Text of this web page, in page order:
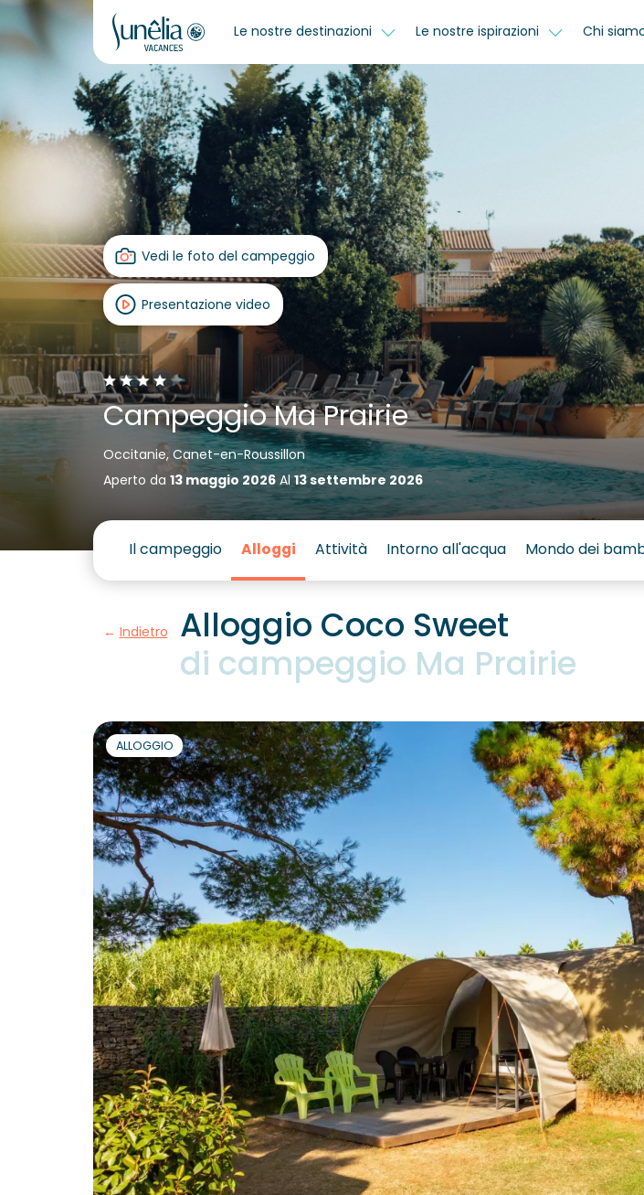
Le nostre destinazioni Le nostre ispirazioni Chi
Vedi le foto del campeggio
Presentazione video
Campeggio Ma Prairie
Occitanie, Canet-en-Roussillon
Aperto da 13 maggio 2026Al13 settembre 2026
Il campeggio Alloggi Attività Intorno all'acqua Mondo dei
Indietro
Alloggio Coco Sweet
di campeggio Ma Prairie
ALLOGGIO